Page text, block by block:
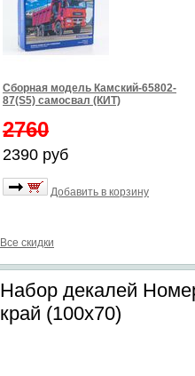
Сборная модель Камский-65802-
87(S5) самосвал (КИТ)
2760
2390 руб
Добавить в корзину
Все скидки
Набор декалей
край (100х70)